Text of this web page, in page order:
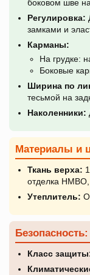
боковом шве
Регулировка:
замками и
Карманы:
На грудке:
Боковые
Ширина по
тесьмой на
Наколенники:
Материалы и
Ткань верха:
отделка НМВО,
Утеплитель:
Безопасность:
Класс